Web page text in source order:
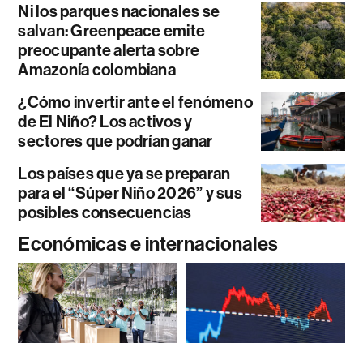
Ni los parques nacionales se
salvan: Greenpeace emite
preocupante alerta sobre
Amazonía colombiana
¿Cómo invertir ante el fenómeno
de El Niño? Los activos y
sectores que podrían ganar
Los países que ya se preparan
para el “Súper Niño 2026” y sus
posibles consecuencias
Económicas e internacionales